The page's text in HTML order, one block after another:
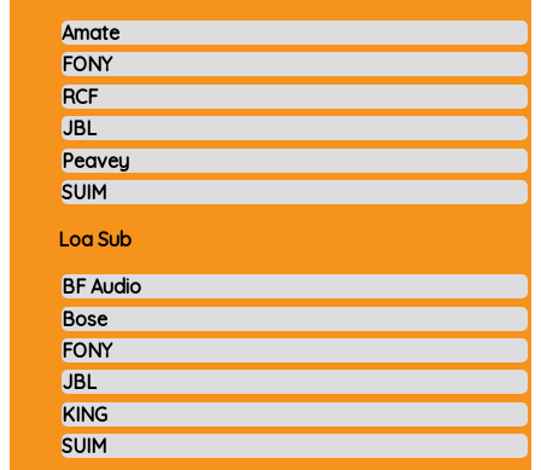
Amate
FONY
RCF
JBL
Peavey
SUIM
Loa Sub
BF Audio
Bose
FONY
JBL
KING
SUIM